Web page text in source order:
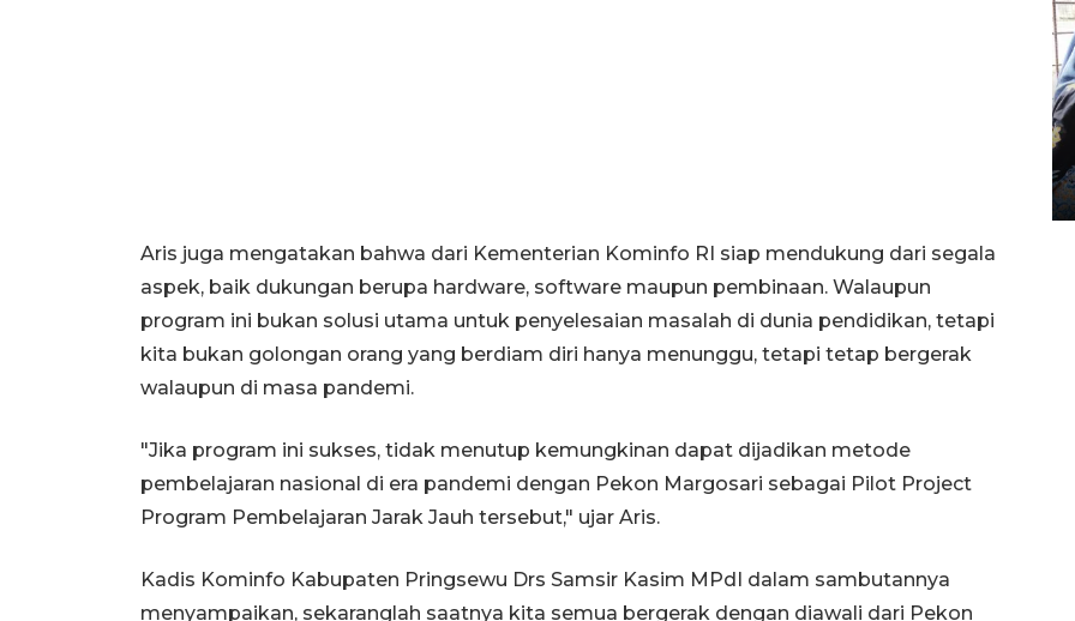
Aris juga mengatakan bahwa dari Kementerian Kominfo RI siap mendukung dari segala
aspek, baik dukungan berupa hardware, software maupun pembinaan. Walaupun
program ini bukan solusi utama untuk penyelesaian masalah di dunia pendidikan, tetapi
kita bukan golongan orang yang berdiam diri hanya menunggu, tetapi tetap bergerak
walaupun di masa pandemi.
"Jika program ini sukses, tidak menutup kemungkinan dapat dijadikan metode
pembelajaran nasional di era pandemi dengan Pekon Margosari sebagai Pilot Project
Program Pembelajaran Jarak Jauh tersebut," ujar Aris.
Kadis Kominfo Kabupaten Pringsewu Drs Samsir Kasim MPdI dalam sambutannya
menyampaikan, sekaranglah saatnya kita semua bergerak dengan diawali dari Pekon